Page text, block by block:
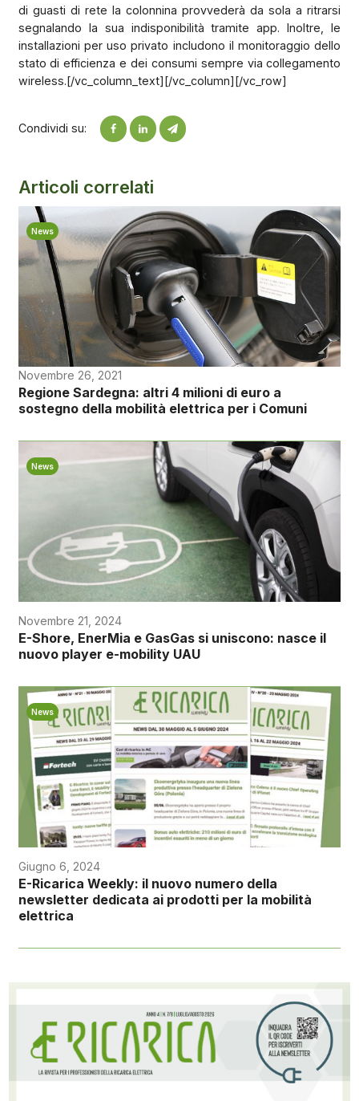
di guasti di rete la colonnina provvederà da sola a ritrarsi
segnalando la sua indisponibilità tramite app. Inoltre, le
installazioni per uso privato includono il monitoraggio dello
stato di efficienza e dei consumi sempre via collegamento
wireless.[/vc_column_text][/vc_column][/vc_row]
Condividi su:
Articoli correlati
News
Novembre 26, 2021
Regione Sardegna: altri 4 milioni di euro a
sostegno della mobilità elettrica per i Comuni
News
Novembre 21, 2024
E-Shore, EnerMia e GasGas si uniscono: nasce il
nuovo player e-mobility UAU
News
Giugno 6, 2024
E-Ricarica Weekly: il nuovo numero della
newsletter dedicata ai prodotti per la mobilità
elettrica